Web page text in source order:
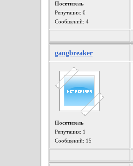
Посетитель
Репутация: 0
Сообщений: 4
gangbreaker
Посетитель
Репутация: 1
Сообщений: 15